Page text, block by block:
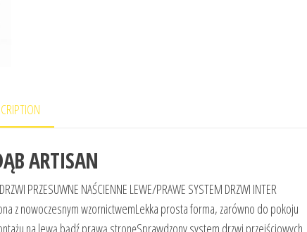
ARTISAN
PRZESUWNE NAŚCIENNE LEWE/PRAWE SYSTEM DRZWI INTER
z nowoczesnym wzornictwemLekka prosta forma, zarówno do pokoju
na lewą bądź prawą stronęSprawdzony system drzwi przejściowych